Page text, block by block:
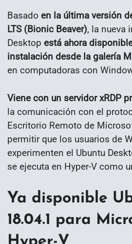
Basado en la última versión
LTS (Bionic Beaver), la nueva
Desktop está ahora
instalación desde la galería
en computadoras con
Viene con un servidor xRDP
la comunicación con el
Escritorio Remoto de
permitir que los usuarios de
experimenten el Ubuntu
se ejecuta en Hyper-V como
Ya disponible
18.04.1 para